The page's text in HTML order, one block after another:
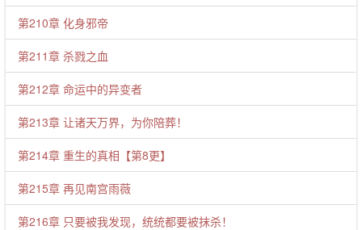
第210章 化身邪帝
第211章 杀戮之血
第212章 命运中的异变者
第213章 让诸天万界，为你陪葬！
第214章 重生的真相【第8更】
第215章 再见南宫雨薇
第216章 只要被我发现，统统都要被抹杀！